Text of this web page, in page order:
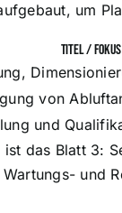
um
Titel / Fokus
von
und
ist das Blatt 3:
und